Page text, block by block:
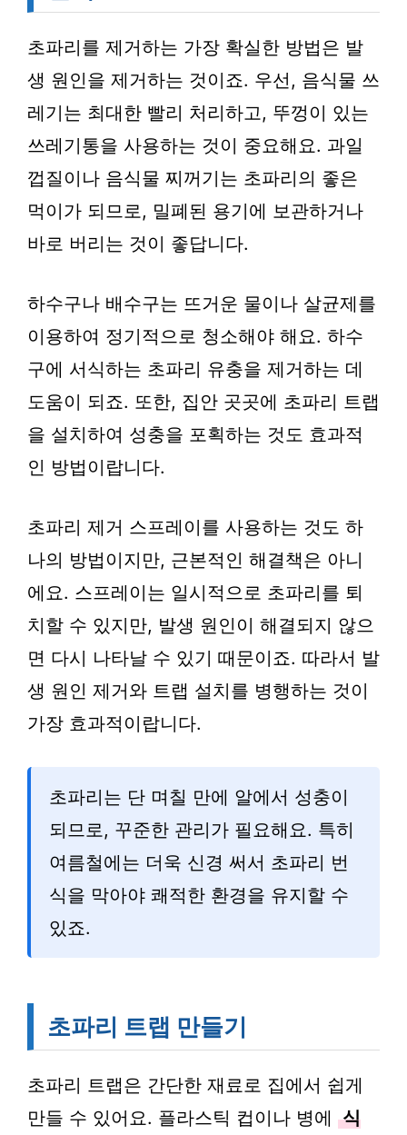
초파리를 제거하는 가장 확실한 방법은 발
생 원인을 제거하는 것이죠. 우선, 음식물 쓰
레기는 최대한 빨리 처리하고, 뚜껑이 있는
쓰레기통을 사용하는 것이 중요해요. 과일
껍질이나 음식물 찌꺼기는 초파리의 좋은
먹이가 되므로, 밀폐된 용기에 보관하거나
바로 버리는 것이 좋답니다.
하수구나 배수구는 뜨거운 물이나 살균제를
이용하여 정기적으로 청소해야 해요. 하수
구에 서식하는 초파리 유충을 제거하는 데
도움이 되죠. 또한, 집안 곳곳에 초파리 트랩
을 설치하여 성충을 포획하는 것도 효과적
인 방법이랍니다.
초파리 제거 스프레이를 사용하는 것도 하
나의 방법이지만, 근본적인 해결책은 아니
에요. 스프레이는 일시적으로 초파리를 퇴
치할 수 있지만, 발생 원인이 해결되지 않으
면 다시 나타날 수 있기 때문이죠. 따라서 발
생 원인 제거와 트랩 설치를 병행하는 것이
가장 효과적이랍니다.
초파리는 단 며칠 만에 알에서 성충이
되므로, 꾸준한 관리가 필요해요. 특히
여름철에는 더욱 신경 써서 초파리 번
식을 막아야 쾌적한 환경을 유지할 수
있죠.
초파리 트랩 만들기
초파리 트랩은 간단한 재료로 집에서 쉽게
만들 수 있어요. 플라스틱 컵이나 병에 식